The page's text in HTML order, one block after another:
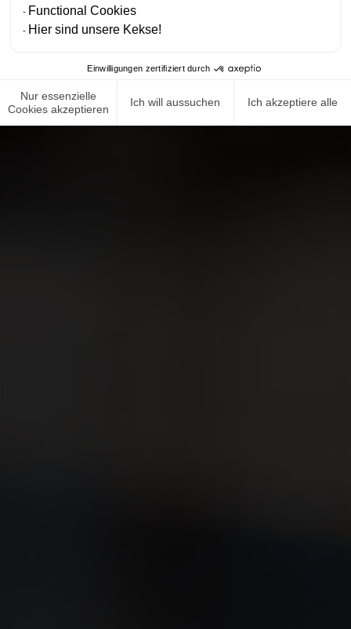
NEWS ROOM
Functional Cookies
Hier sind unsere Kekse!
Einwilligungen zertifiziert durch
Nur essenzielle
Cookies akzeptieren
Ich will aussuchen Ich akzeptiere alle